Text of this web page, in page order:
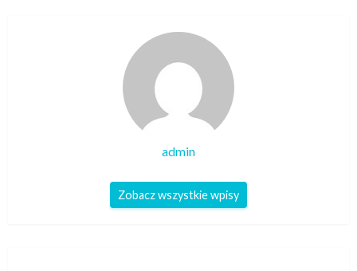
admin
Zobacz wszystkie wpisy